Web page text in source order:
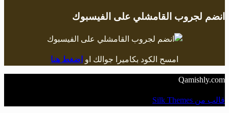
انضم لجروب القامشلي على الفيسبوك
امسح الكود بكاميرا جوالك او اضغط هنا
Qamishly.com
قالب من Silk Themes